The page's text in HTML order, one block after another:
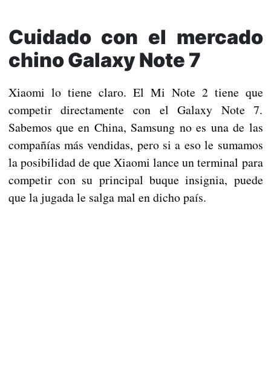
Cuidado con el mercado
chino Galaxy Note 7
Xiaomi lo tiene claro. El Mi Note 2 tiene que
competir directamente con el Galaxy Note 7.
Sabemos que en China, Samsung no es una de las
compañías más vendidas, pero si a eso le sumamos
la posibilidad de que Xiaomi lance un terminal para
competir con su principal buque insignia, puede
que la jugada le salga mal en dicho país.